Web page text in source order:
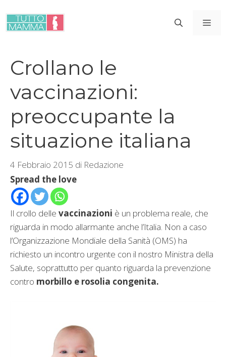
contenuto
Crollano le
vaccinazioni:
preoccupante la
situazione italiana
4 Febbraio 2015 di Redazione
Spread the love
Il crollo delle vaccinazioni è un problema reale, che
riguarda in modo allarmante anche l’Italia. Non a caso
l’Organizzazione Mondiale della Sanità (OMS) ha
richiesto un incontro urgente con il nostro Ministra della
Salute, soprattutto per quanto riguarda la prevenzione
contro morbillo e rosolia congenita.